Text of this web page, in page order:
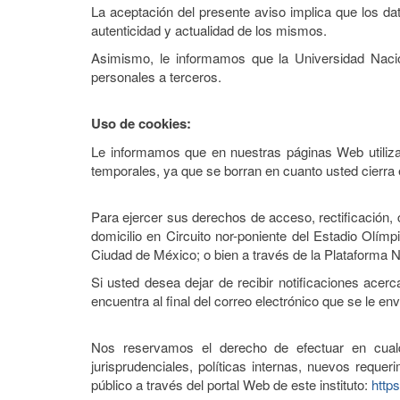
La aceptación del presente aviso implica que los
autenticidad y actualidad de los mismos.
Asimismo, le informamos que la Universidad
personales a terceros.
Uso de cookies:
Le informamos que en nuestras páginas Web
temporales, ya que se borran en cuanto usted
Para ejercer sus derechos de acceso,
domicilio en Circuito nor-poniente del Estadio
Ciudad de México; o bien a través de la Plataforma
Si usted desea dejar de recibir notificaciones
encuentra al final del correo electrónico que se le
Nos reservamos el derecho de efectuar en
jurisprudenciales, políticas internas, nuevos
público a través del portal Web de este instituto: